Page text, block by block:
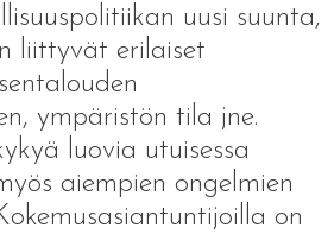
uusi suunta,
liittyvät erilaiset
ympäristön tila jne.
luovia utuisessa
aiempien ongelmien
on